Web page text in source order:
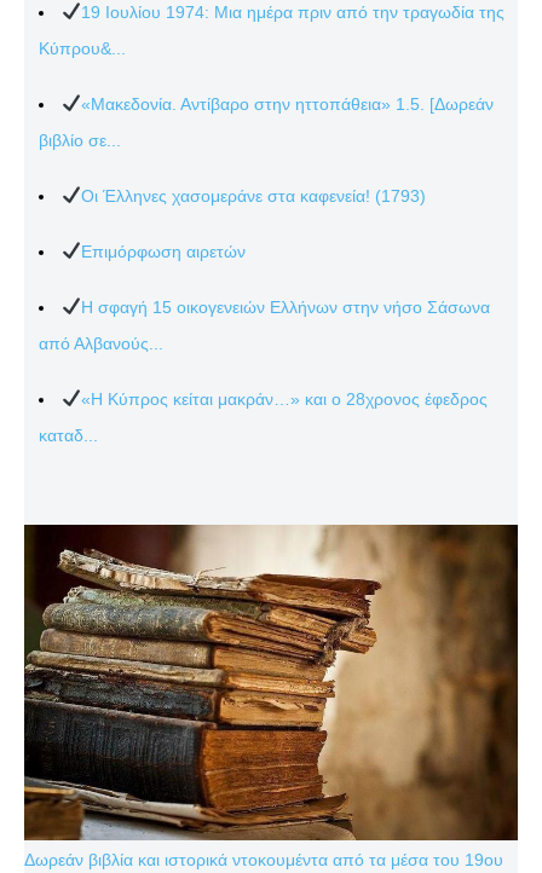
19 Ιουλίου 1974: Μια ημέρα πριν από την τραγωδία της
Κύπρου&...
«Μακεδονία. Αντίβαρο στην ηττοπάθεια» 1.5. [Δωρεάν
βιβλίο σε...
Οι Έλληνες χασομεράνε στα καφενεία! (1793)
Επιμόρφωση αιρετών
Η σφαγή 15 οικογενειών Ελλήνων στην νήσο Σάσωνα
από Αλβανούς...
«Η Κύπρος κείται μακράν…» και ο 28χρονος έφεδρος
καταδ...
Δωρεάν βιβλία και ιστορικά ντοκουμέντα από τα μέσα του 19ου